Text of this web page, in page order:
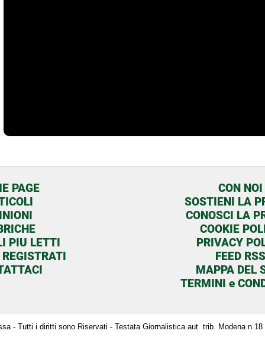
PAGE
PIU LETTI
CON NOI
SOSTIENI LA
CONOSCI LA
COOKIE
PRIVACY
FEED RSS
MAPPA DEL
TERMINI e
- Tutti i diritti sono Riservati - Testata Giornalistica aut. trib. Modena